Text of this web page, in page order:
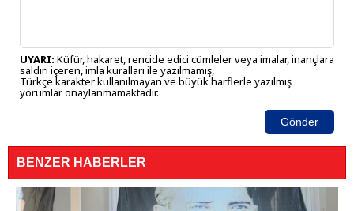
UYARI: Küfür, hakaret, rencide edici cümleler veya imalar, inançlara
saldırı içeren, imla kuralları ile yazılmamış,
Türkçe karakter kullanılmayan ve büyük harflerle yazılmış
yorumlar onaylanmamaktadır.
Gönder
BENZER HABERLER